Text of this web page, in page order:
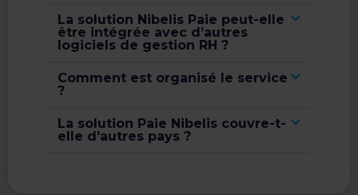
La solution Nibelis Paie peut-elle
être intégrée avec d’autres
logiciels de gestion RH ?
Comment est organisé le service
?
La solution Paie Nibelis couvre-t-
elle d'autres pays ?